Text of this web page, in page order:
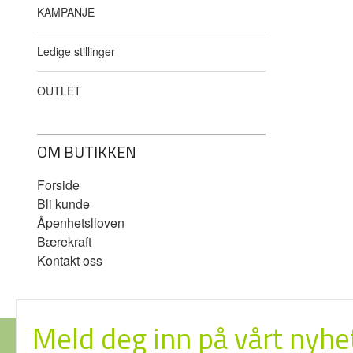
KAMPANJE
Ledige stillinger
OUTLET
OM BUTIKKEN
Forside
Bli kunde
Åpenhetslloven
Bærekraft
Kontakt oss
Meld deg inn på vårt